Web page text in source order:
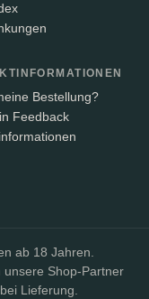
Bestellung?
Feedback
ab 18 Jahren.
unsere Shop-Partner
Lieferung.